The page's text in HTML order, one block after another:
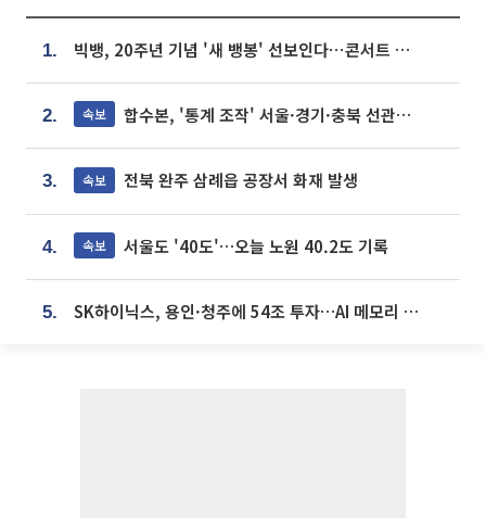
1. 빅뱅, 20주년 기념 '새 뱅봉' 선보인다⋯콘서트 앞두고 팝업 개최
2. 속보 합수본, '통계 조작' 서울·경기·충북 선관위 등 추가 압수수색
3. 속보 전북 완주 삼례읍 공장서 화재 발생
4. 속보 서울도 '40도'…오늘 노원 40.2도 기록
5. SK하이닉스, 용인·청주에 54조 투자…AI 메모리 생산기지 키운다